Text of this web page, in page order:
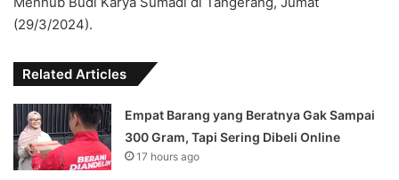
(29/3/2024).
Related Articles
Empat Barang yang Beratnya Gak Sampai
300 Gram, Tapi Sering Dibeli Online
17 hours ago